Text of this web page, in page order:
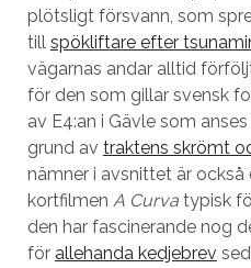
plötsligt försvann, som
till spökliftare efter
vägarnas andar alltid
för den som gillar svensk
av E4:an i Gävle som
grund av traktens skrömt
nämner i avsnittet är också
kortfilmen A Curva typisk
den har fascinerande nog
för allehanda kedjebrev